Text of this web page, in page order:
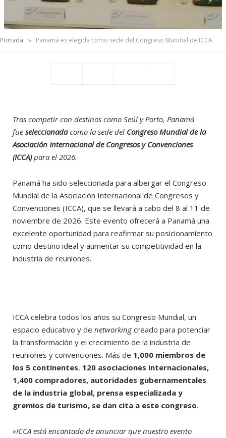
Portada » Panamá es elegida como sede del Congreso Mundial de ICCA
Tras competir con destinos como Seúl y Porto, Panamá
fue seleccionadacomo la sede del Congreso Mundial de la
Asociación Internacional de Congresos y Convenciones
(ICCA)para el 2026.
Panamá ha sido seleccionada para albergar el Congreso
Mundial de la Asociación Internacional de Congresos y
Convenciones (ICCA), que se llevará a cabo del 8 al 11 de
noviembre de 2026. Este evento ofrecerá a Panamá una
excelente oportunidad para reafirmar su posicionamiento
como destino ideal y aumentar su competitividad en la
industria de reuniones.
ICCA celebra todos los años su Congreso Mundial, un
espacio educativo y de networkingcreado para potenciar
la transformación y el crecimiento de la industria de
reuniones y convenciones. Más de 1,000 miembros de
los 5 continentes, 120 asociaciones internacionales,
1,400 compradores, autoridades gubernamentales
de la industria global, prensa especializada y
gremios de turismo, se dan cita a este congreso.
«ICCA está encantado de anunciar que nuestro evento